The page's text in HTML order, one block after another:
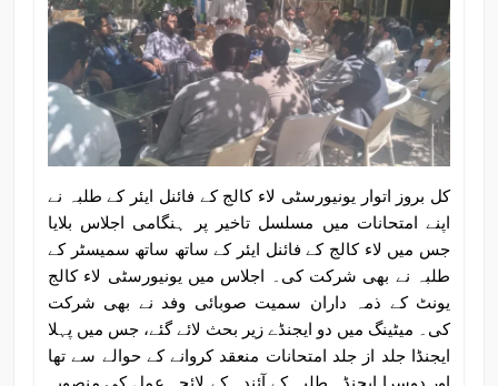
کل بروز اتوار یونیورسٹی لاء کالج کے فائنل ایئر کے طلبہ نے
اپنے امتحانات میں مسلسل تاخیر پر ہنگامی اجلاس بلایا
جس میں لاء کالج کے فائنل ایئر کے ساتھ ساتھ سمیسٹر کے
طلبہ نے بھی شرکت کی۔ اجلاس میں یونیورسٹی لاء کالج
یونٹ کے ذمہ داران سمیت صوبائی وفد نے بھی شرکت
کی۔ میٹینگ میں دو ایجنڈے زیر بحث لائے گئے، جس میں پہلا
ایجنڈا جلد از جلد امتحانات منعقد کروانے کے حوالے سے تھا